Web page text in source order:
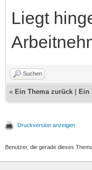
Liegt
Suchen
« Ein Thema zurück Ein
Druckversion anzeigen
Benutzer, die gerade dieses